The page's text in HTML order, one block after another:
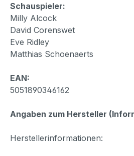
Schauspieler:
Milly Alcock
David Corenswet
Eve Ridley
Matthias Schoenaerts
EAN:
5051890346162
Angaben zum Hersteller
Herstellerinformationen: